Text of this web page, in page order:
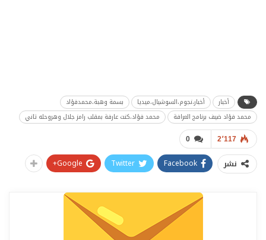
أخبار أخبار،نجوم،السوشيال،ميديا
بسمة وهبة،محمدفؤاد
محمد فؤاد ضيف برنامج العرافة
محمد فؤاد،كنت عارفة بمقلب رامز جلال وهروحله تاني
0 2٬117
نشر Facebook
Twitter
Google+